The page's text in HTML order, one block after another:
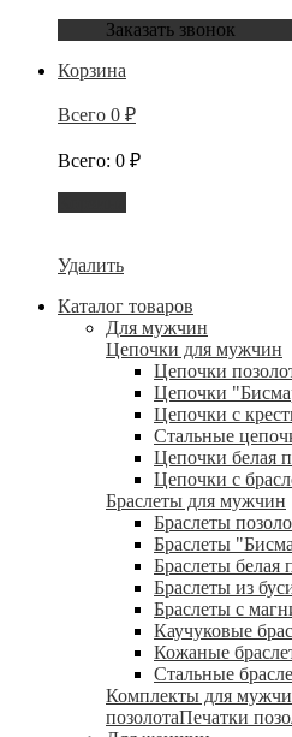
Заказать звонок
Корзина
Всего 0 ₽
Всего: 0 ₽
Удалить
Каталог товаров
Для мужчин
Цепочки для мужчин
Цепочки
Цепочки
Цепочки с
Стальные
Цепочки белая
Цепочки с
Браслеты для мужчин
Браслеты
Браслеты
Браслеты белая
Браслеты из
Браслеты с
Каучуковые
Кожаные
Стальные
Комплекты для
позолотаПечатки